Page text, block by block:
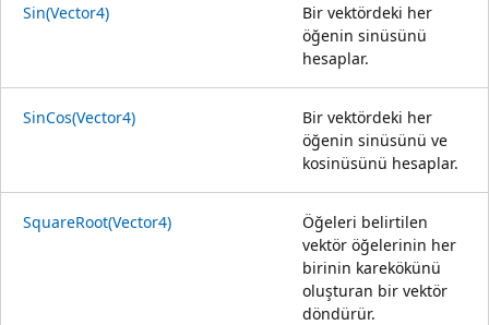
Sin(Vector4)
Bir vektördeki her
öğenin sinüsünü
hesaplar.
SinCos(Vector4)
Bir vektördeki her
öğenin sinüsünü ve
kosinüsünü hesaplar.
SquareRoot(Vector4)
Öğeleri belirtilen
vektör öğelerinin her
birinin karekökünü
oluşturan bir vektör
döndürür.